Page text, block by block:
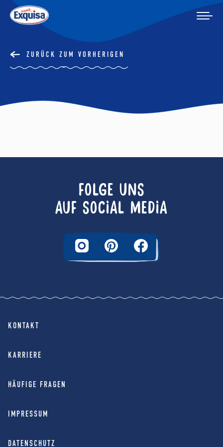
ZURÜCK ZUM VORHERIGEN
FOLGE UNS
AUF SOCIAL MEDIA
KONTAKT
KARRIERE
HÄUFIGE FRAGEN
IMPRESSUM
DATENSCHUTZ